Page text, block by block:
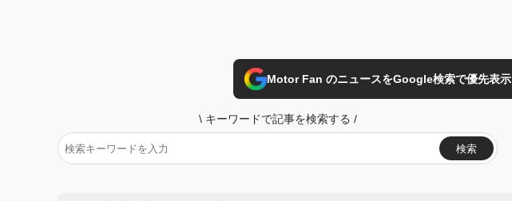
Motor Fan のニュースをGoogle検索で優先表示
\ キーワードで記事を検索する /
検索